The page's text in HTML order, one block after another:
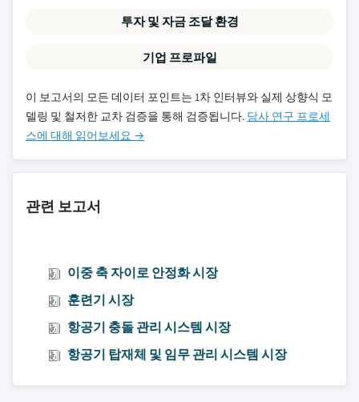
투자 및 자금 조달 환경
기업 프로파일
이 보고서의 모든 데이터 포인트는 1차 인터뷰와 실제 상향식 모
델링 및 철저한 교차 검증을 통해 검증됩니다. 당사 연구 프로세
스에 대해 읽어보세요 →
관련 보고서
이중 축 자이로 안정화 시장
훈련기 시장
항공기 충돌 관리 시스템 시장
항공기 탑재체 및 임무 관리 시스템 시장